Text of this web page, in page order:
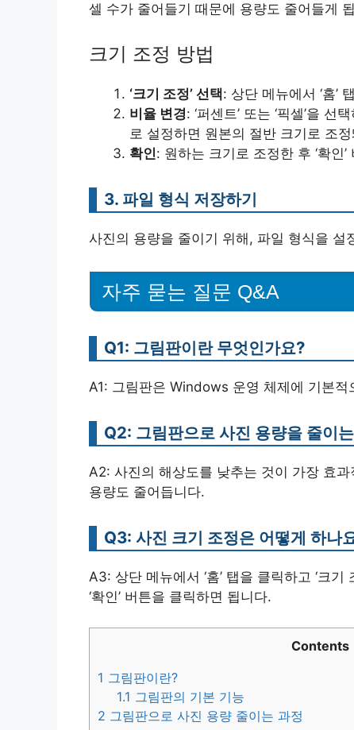
셀 수가 줄어들기 때문에 용량도 줄어들게
크기 조정 방법
‘크기 조정’ 선택: 상단 메뉴에서 ‘홈’
비율 변경: ‘퍼센트’ 또는 ‘픽셀’을
로 설정하면 원본의 절반 크기로 조
확인: 원하는 크기로 조정한 후 ‘확인
3. 파일 형식 저장하기
사진의 용량을 줄이기 위해, 파일 형식을 설
자주 묻는 질문 Q&A
Q1: 그림판이란 무엇인가요?
A1: 그림판은 Windows 운영 체제에 기본
Q2: 그림판으로 사진 용량을 줄이
A2: 사진의 해상도를 낮추는 것이 가장 효
용량도 줄어듭니다.
Q3: 사진 크기 조정은 어떻게 하나
A3: 상단 메뉴에서 ‘홈’ 탭을 클릭하고 ‘크
‘확인’ 버튼을 클릭하면 됩니다.
Contents
1 그림판이란?
1.1 그림판의 기본 기능
2 그림판으로 사진 용량 줄이는 과정